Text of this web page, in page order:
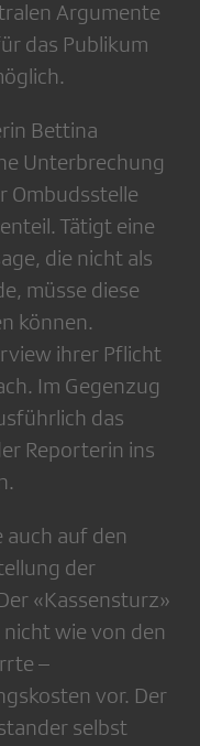
Argumente
das Publikum
Bettina
Unterbrechung
Ombudsstelle
Tätigt eine
die nicht als
müsse diese
können.
ihrer Pflicht
Im Gegenzug
das
Reporterin ins
auch auf den
der
«Kassensturz»
wie von den
–
vor. Der
selbst